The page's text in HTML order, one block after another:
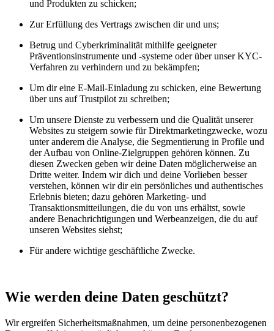
und Produkten zu schicken;
Zur Erfüllung des Vertrags zwischen dir und uns;
Betrug und Cyberkriminalität mithilfe geeigneter
Präventionsinstrumente und -systeme oder über unser KYC-
Verfahren zu verhindern und zu bekämpfen;
Um dir eine E-Mail-Einladung zu schicken, eine Bewertung
über uns auf Trustpilot zu schreiben;
Um unsere Dienste zu verbessern und die Qualität unserer
Websites zu steigern sowie für Direktmarketingzwecke, wozu
unter anderem die Analyse, die Segmentierung in Profile und
der Aufbau von Online-Zielgruppen gehören können. Zu
diesen Zwecken geben wir deine Daten möglicherweise an
Dritte weiter. Indem wir dich und deine Vorlieben besser
verstehen, können wir dir ein persönliches und authentisches
Erlebnis bieten; dazu gehören Marketing- und
Transaktionsmitteilungen, die du von uns erhältst, sowie
andere Benachrichtigungen und Werbeanzeigen, die du auf
unseren Websites siehst;
Für andere wichtige geschäftliche Zwecke.
Wie werden deine Daten geschützt?
Wir ergreifen Sicherheitsmaßnahmen, um deine personenbezogenen